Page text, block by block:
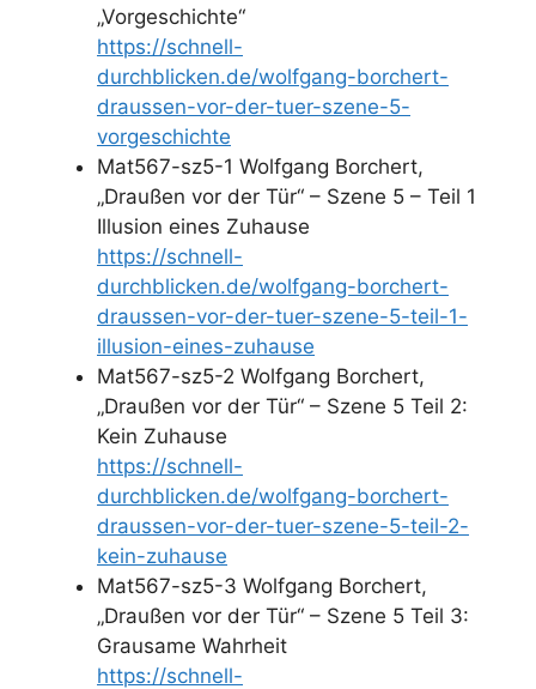
„Vorgeschichte“
https://schnell-
durchblicken.de/wolfgang-borchert-
draussen-vor-der-tuer-szene-5-
vorgeschichte
Mat567-sz5-1 Wolfgang Borchert,
„Draußen vor der Tür“ – Szene 5 – Teil 1
Illusion eines Zuhause
https://schnell-
durchblicken.de/wolfgang-borchert-
draussen-vor-der-tuer-szene-5-teil-1-
illusion-eines-zuhause
Mat567-sz5-2 Wolfgang Borchert,
„Draußen vor der Tür“ – Szene 5 Teil 2:
Kein Zuhause
https://schnell-
durchblicken.de/wolfgang-borchert-
draussen-vor-der-tuer-szene-5-teil-2-
kein-zuhause
Mat567-sz5-3 Wolfgang Borchert,
„Draußen vor der Tür“ – Szene 5 Teil 3:
Grausame Wahrheit
https://schnell-